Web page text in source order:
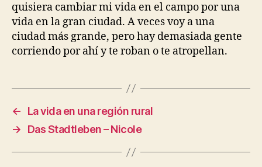
quisiera cambiar mi vida en el campo por una
vida en la gran ciudad. A veces voy a una
ciudad más grande, pero hay demasiada gente
corriendo por ahí y te roban o te atropellan.
←
La vida en una región rural
→
Das Stadtleben – Nicole